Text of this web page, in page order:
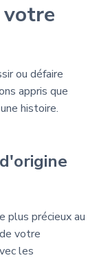
ou défaire
appris que
histoire.
plus précieux au
votre
les